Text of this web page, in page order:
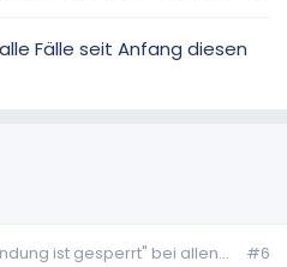
Fälle seit Anfang diesen
ist gesperrt" bei allen... #6